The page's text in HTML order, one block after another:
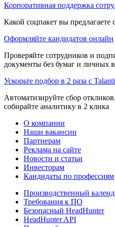
Корпоративная поддержка
Какой соцпакет вы
Оформляйте кандидатов онлайн
Проверяйте сотрудников и
документы без бумаг и личных
Ускорьте подбор в 2 раза с
Автоматизируйте сбор
собирайте аналитику в 2 клика
О компании
Наши вакансии
Партнерам
Реклама на сайте
Новости и статьи
Инвесторам
Кандидаты по профессиям
Производственный
Требования к ПО
Безопасный HeadHunter
HeadHunter API